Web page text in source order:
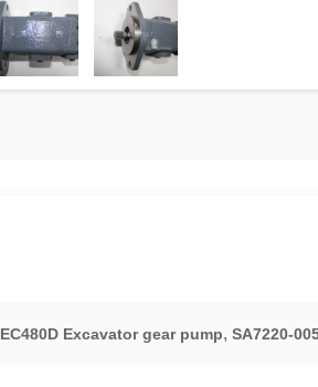
EC480D Excavator gear pump, SA7220-